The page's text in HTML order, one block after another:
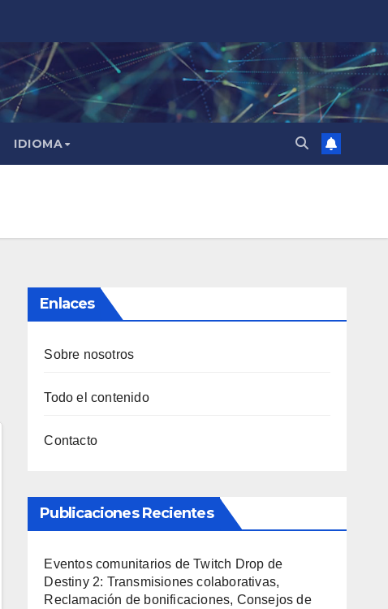
IDIOMA
Enlaces
Sobre nosotros
Todo el contenido
Contacto
Publicaciones Recientes
Eventos comunitarios de Twitch Drop de
Destiny 2: Transmisiones colaborativas,
Reclamación de bonificaciones, Consejos de